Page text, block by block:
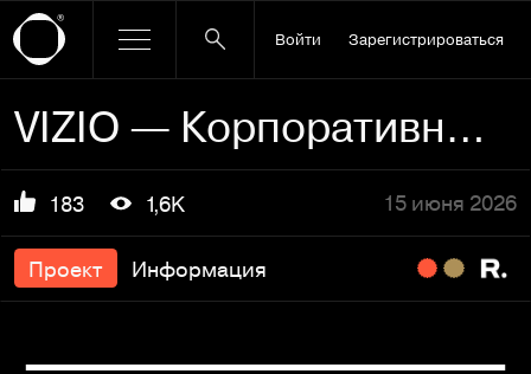
Войти Зарегистрироваться
VIZIO — Корпоративный сайт
183 1,6K 15 июня 2026
Проект Информация